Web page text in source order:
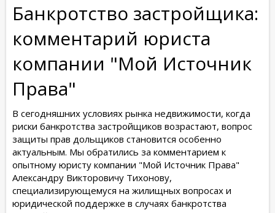
Банкротство застройщика:
комментарий юриста
компании "Мой Источник
Права"
В сегодняшних условиях рынка недвижимости, когда
риски банкротства застройщиков возрастают, вопрос
защиты прав дольщиков становится особенно
актуальным. Мы обратились за комментарием к
опытному юристу компании "Мой Источник Права"
Александру Викторовичу Тихонову,
специализирующемуся на жилищных вопросах и
юридической поддержке в случаях банкротства